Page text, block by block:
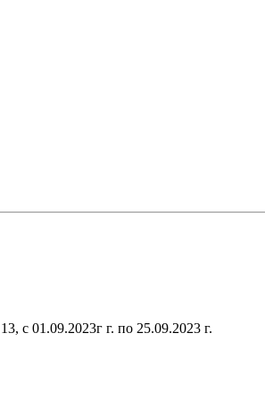
с 01.09.2023г г. по 25.09.2023 г.